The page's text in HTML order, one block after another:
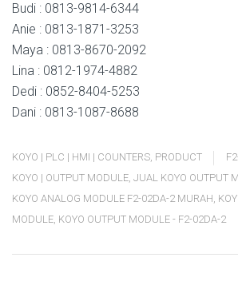
Budi : 0813-9814-6344
Anie : 0813-1871-3253
Maya : 0813-8670-2092
Lina : 0812-1974-4882
Dedi : 0852-8404-5253
Dani : 0813-1087-8688
KOYO | PLC | HMI | COUNTERS, PRODUCT
KOYO | OUTPUT MODULE, JUAL KOYO OUTPUT
KOYO ANALOG MODULE F2-02DA-2 MURAH,
MODULE, KOYO OUTPUT MODULE - F2-02DA-2